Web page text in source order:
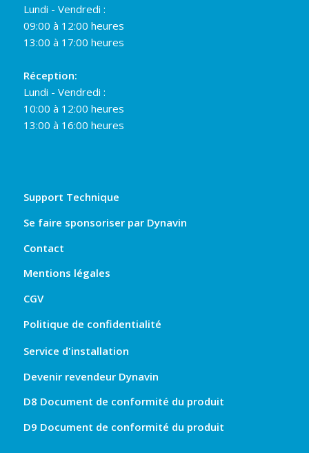
Lundi - Vendredi :
09:00 à 12:00 heures
13:00 à 17:00 heures
Réception:
Lundi - Vendredi :
10:00 à 12:00 heures
13:00 à 16:00 heures
Support Technique
Se faire sponsoriser par Dynavin
Contact
Mentions légales
CGV
Politique de confidentialité
Service d'installation
Devenir revendeur Dynavin
D8 Document de conformité du produit
D9 Document de conformité du produit